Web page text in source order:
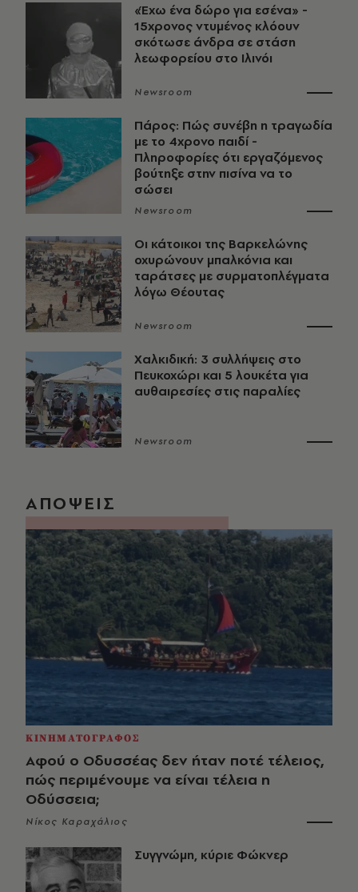
«Έχω ένα δώρο για εσένα» -
15χρονος ντυμένος κλόουν
σκότωσε άνδρα σε στάση
λεωφορείου στο Ιλινόι
Newsroom
Πάρος: Πώς συνέβη η τραγωδία
με το 4χρονο παιδί -
Πληροφορίες ότι εργαζόμενος
βούτηξε στην πισίνα να το
σώσει
Newsroom
Οι κάτοικοι της Βαρκελώνης
οχυρώνουν μπαλκόνια και
ταράτσες με συρματοπλέγματα
λόγω Θέουτας
Newsroom
Χαλκιδική: 3 συλλήψεις στο
Πευκοχώρι και 5 λουκέτα για
αυθαιρεσίες στις παραλίες
Newsroom
ΑΠΟΨΕΙΣ
ΚΙΝΗΜΑΤΟΓΡΑΦΟΣ
Αφού ο Οδυσσέας δεν ήταν ποτέ τέλειος,
πώς περιμένουμε να είναι τέλεια η
Οδύσσεια;
Νίκος Καραχάλιος
Συγγνώμη, κύριε Φώκνερ